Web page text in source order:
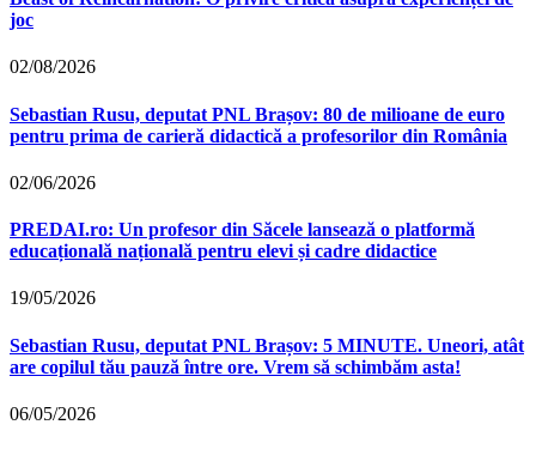
joc
02/08/2026
Sebastian Rusu, deputat PNL Brașov: 80 de milioane de euro
pentru prima de carieră didactică a profesorilor din România
02/06/2026
PREDAI.ro: Un profesor din Săcele lansează o platformă
educațională națională pentru elevi și cadre didactice
19/05/2026
Sebastian Rusu, deputat PNL Brașov: 5 MINUTE. Uneori, atât
are copilul tău pauză între ore. Vrem să schimbăm asta!
06/05/2026